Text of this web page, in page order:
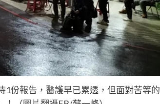
1份報告，醫護早已累透，但面對苦等的